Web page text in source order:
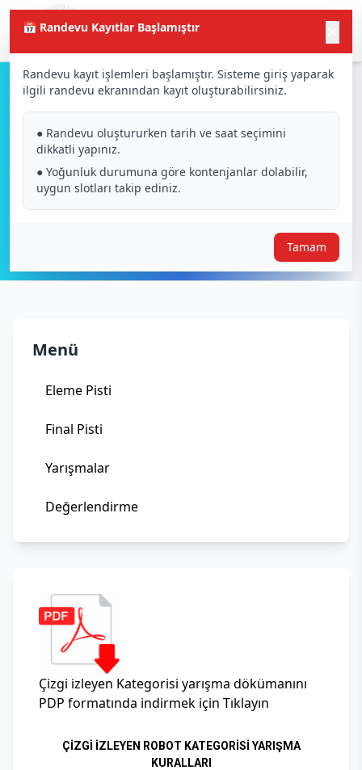
📅 Randevu Kayıtlar Başlamıştır
Randevu kayıt işlemleri başlamıştır. Sisteme giriş yaparak
ilgili randevu ekranından kayıt oluşturabilirsiniz.
● Randevu oluştururken tarih ve saat seçimini
dikkatli yapınız.
● Yoğunluk durumuna göre kontenjanlar dolabilir,
uygun slotları takip ediniz.
Tamam
Çizgi İzleyen 2017
Menü
Eleme Pisti
Final Pisti
Yarışmalar
Değerlendirme
Çizgi izleyen Kategorisi yarışma dökümanını
PDP formatında indirmek için Tıklayın
ÇİZGİ İZLEYEN ROBOT KATEGORİSİ YARIŞMA
KURALLARI